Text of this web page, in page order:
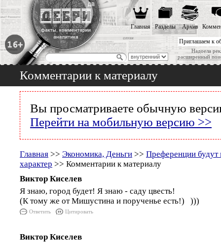
Приглашаем к
Надоела
расширенный
Главная Разделы Архив
Комментарии к материалу
Вы просматриваете обычную
Перейти на мобильную версию >>
Главная >> Экономика, Деньги >> Преференции будут
характер >> Комментарии к материалу
Виктор Киселев
Я знаю, город будет! Я знаю - саду цвесть!
(К тому же от Мишустина и порученье есть!) )))
Ответить Цитировать
Виктор Киселев